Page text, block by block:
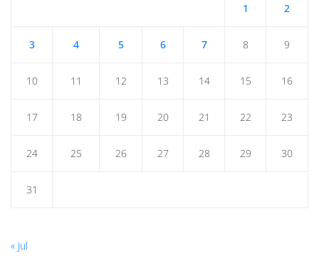
1 2
3 4 5 6 7 8 9
10 11 12 13 14 15 16
17 18 19 20 21 22 23
24 25 26 27 28 29 30
31
« Jul